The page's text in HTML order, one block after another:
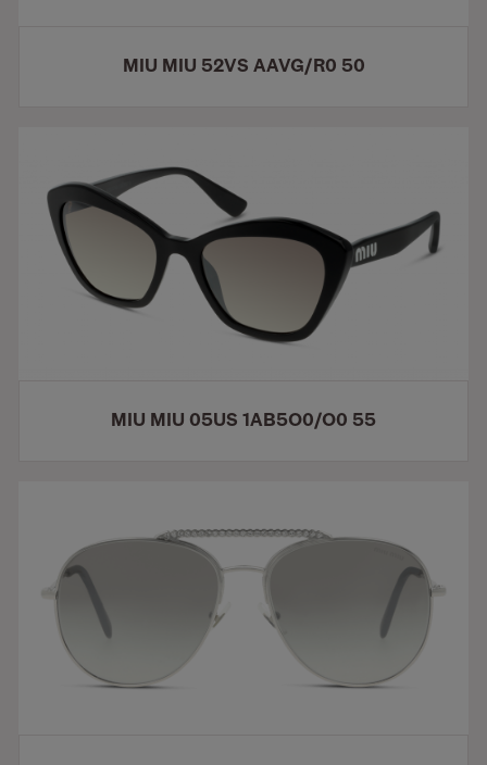
MIU MIU 52VS AAVG/R0 50
MIU MIU 05US 1AB5O0/O0 55